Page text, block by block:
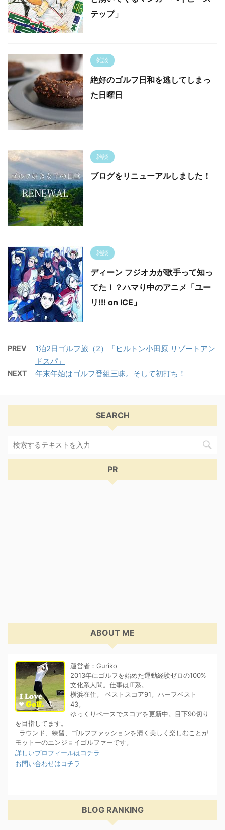
テップ」
雑談
絶好のゴルフ日和を逃してしまっ
た日曜日
雑談
ブログをリニューアルしました！
雑談
ディーン フジオカが歌手って知っ
てた！？ハマり中のアニメ「ユー
リ!!! on ICE」
PREV
1泊2日ゴルフ旅（2）「ヒルトン小田原 リゾートアン
ドスパ」
NEXT 年末年始はゴルフ番組三昧。そして初打ち！
SEARCH
PR
ABOUT ME
運営者：Guriko
2013年にゴルフを始めた運動経験ゼロの100%
文化系人間。仕事はIT系。
横浜在住。 ベストスコア91。ハーフベスト
43。
ゆっくりペースでスコアを更新中。目下90切り
を目指してます。
ラウンド、練習、ゴルフファッションを清く美しく楽しむことが
モットーのエンジョイゴルファーです。
詳しいプロフィールはコチラ
お問い合わせはコチラ
BLOG RANKING